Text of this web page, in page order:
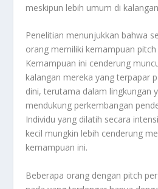
meskipun lebih umum di
Penelitian menunjukkan bahwa
orang memiliki kemampuan
Kemampuan ini cenderung
kalangan mereka yang terpapar
dini, terutama dalam lingkungan
mendukung perkembangan
Individu yang dilatih secara
kecil mungkin lebih cenderung
kemampuan ini.
Beberapa orang dengan pitch